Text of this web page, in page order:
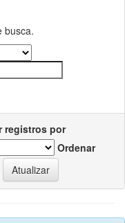
busca.
registros por
Ordenar